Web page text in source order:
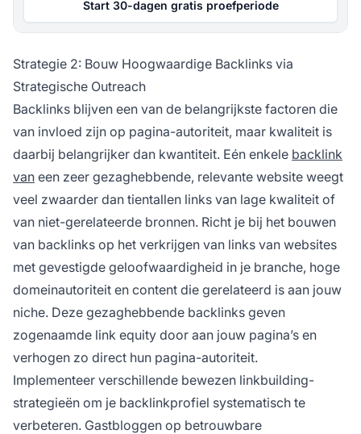
Start 30-dagen gratis proefperiode
Strategie 2: Bouw Hoogwaardige Backlinks via
Strategische Outreach
Backlinks blijven een van de belangrijkste factoren die
van invloed zijn op pagina-autoriteit, maar kwaliteit is
daarbij belangrijker dan kwantiteit. Eén enkele backlink
van een zeer gezaghebbende, relevante website weegt
veel zwaarder dan tientallen links van lage kwaliteit of
van niet-gerelateerde bronnen. Richt je bij het bouwen
van backlinks op het verkrijgen van links van websites
met gevestigde geloofwaardigheid in je branche, hoge
domeinautoriteit en content die gerelateerd is aan jouw
niche. Deze gezaghebbende backlinks geven
zogenaamde link equity door aan jouw pagina’s en
verhogen zo direct hun pagina-autoriteit.
Implementeer verschillende bewezen linkbuilding-
strategieën om je backlinkprofiel systematisch te
verbeteren. Gastbloggen op betrouwbare